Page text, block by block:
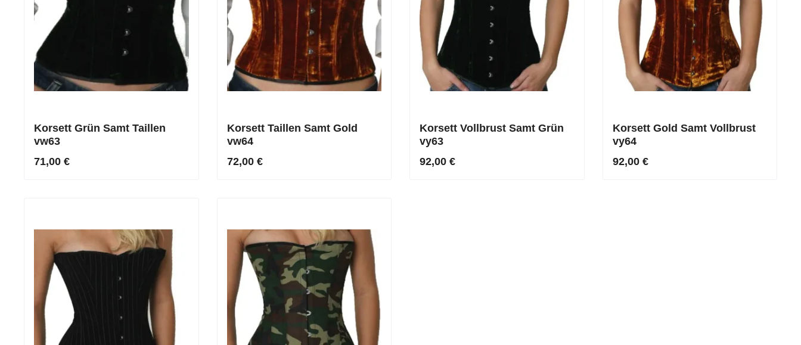
Korsett Grün Samt Taillen
vw63
71,00 €
Korsett Taillen Samt Gold
vw64
72,00 €
Korsett Vollbrust Samt Grün
vy63
92,00 €
Korsett Gold Samt Vollbrust
vy64
92,00 €